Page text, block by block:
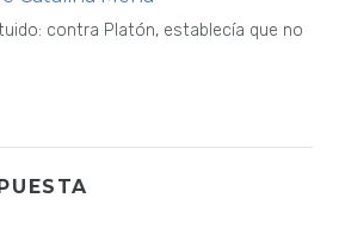
contra Platón, establecía que no